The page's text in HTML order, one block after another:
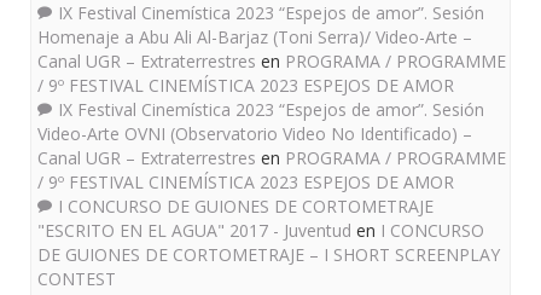
IX Festival Cinemística 2023 “Espejos de amor”. Sesión
Homenaje a Abu Ali Al-Barjaz (Toni Serra)/ Video-Arte –
Canal UGR – Extraterrestres en PROGRAMA / PROGRAMME
/ 9º FESTIVAL CINEMÍSTICA 2023 ESPEJOS DE AMOR
IX Festival Cinemística 2023 “Espejos de amor”. Sesión
Video-Arte OVNI (Observatorio Video No Identificado) –
Canal UGR – Extraterrestres en PROGRAMA / PROGRAMME
/ 9º FESTIVAL CINEMÍSTICA 2023 ESPEJOS DE AMOR
I CONCURSO DE GUIONES DE CORTOMETRAJE
"ESCRITO EN EL AGUA" 2017 - Juventud en I CONCURSO
DE GUIONES DE CORTOMETRAJE – I SHORT SCREENPLAY
CONTEST